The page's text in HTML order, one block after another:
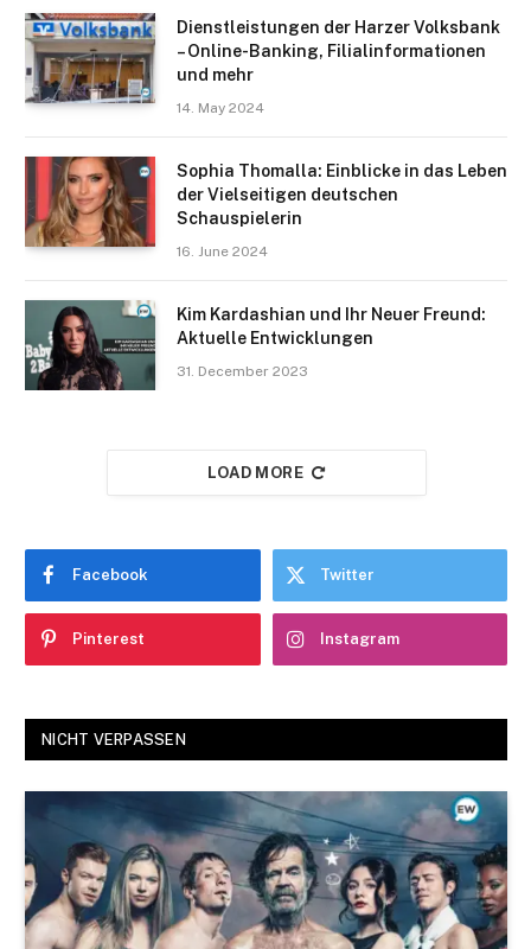
Dienstleistungen der Harzer Volksbank
– Online-Banking, Filialinformationen
und mehr
14. May 2024
Sophia Thomalla: Einblicke in das Leben
der Vielseitigen deutschen
Schauspielerin
16. June 2024
Kim Kardashian und Ihr Neuer Freund:
Aktuelle Entwicklungen
31. December 2023
LOAD MORE
Facebook Twitter
Pinterest Instagram
NICHT VERPASSEN